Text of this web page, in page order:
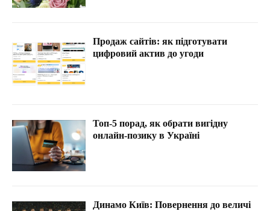
Продаж сайтів: як підготувати
цифровий актив до угоди
Топ-5 порад, як обрати вигідну
онлайн-позику в Україні
Динамо Київ: Повернення до величі